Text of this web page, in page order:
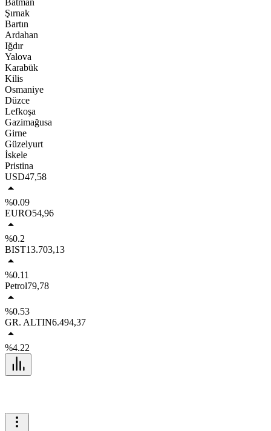
Batman
Şırnak
Bartın
Ardahan
Iğdır
Yalova
Karabük
Kilis
Osmaniye
Düzce
Lefkoşa
Gazimağusa
Girne
Güzelyurt
İskele
Pristina
USD47,58
%0.09
EURO54,96
%0.2
BIST13.703,13
%0.11
Petrol79,78
%0.53
GR. ALTIN6.494,37
%4.22